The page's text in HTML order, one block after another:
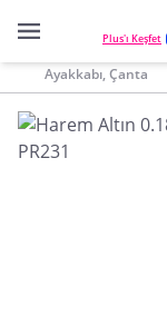
Plus'ı Keşfet
Ayakkabı, Çanta